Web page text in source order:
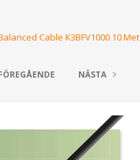
Cable K3BFV1000 10
NÄSTA